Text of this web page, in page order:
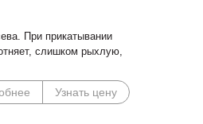
Сальсксельмаш в
При прикатывании
слишком рыхлую,
Узнать цену